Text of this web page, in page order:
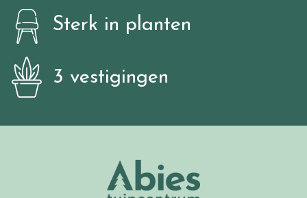
Sterk in planten
3 vestigingen